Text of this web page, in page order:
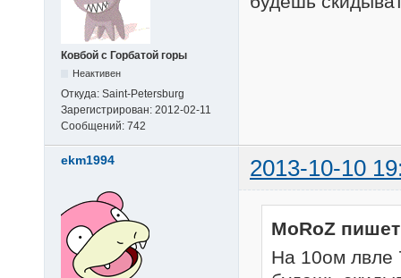
Ковбой с Горбатой горы
Неактивен
Откуда: Saint-Petersburg
Зарегистрирован: 2012-02-11
Сообщений: 742
ekm1994 2013-10-10
MoRoZ пишет
На 10ом лвле